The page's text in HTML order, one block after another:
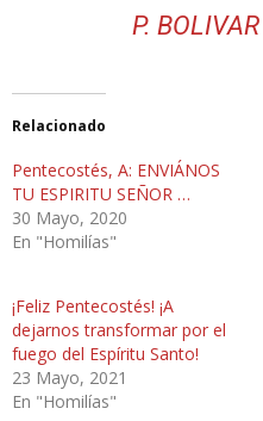
P.
Relacionado
Pentecostés, A: ENVIÁNOS
TU ESPIRITU SEÑOR …
30 Mayo, 2020
En "Homilías"
¡Feliz Pentecostés! ¡A
dejarnos transformar por el
fuego del Espíritu Santo!
23 Mayo, 2021
En "Homilías"